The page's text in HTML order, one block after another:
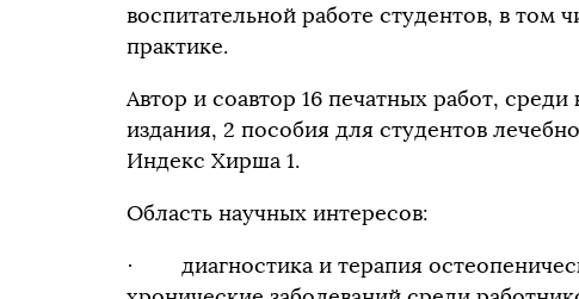
воспитательной работе студентов, в том
практике.
Автор и соавтор 16 печатных работ,
издания, 2 пособия для студентов
Индекс Хирша 1.
Область научных интересов:
· диагностика и терапия